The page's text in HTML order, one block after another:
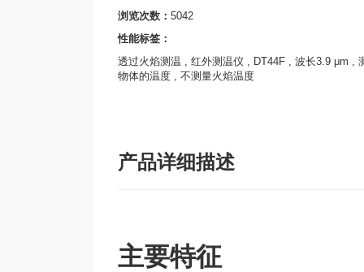
浏览次数： 5042
性能标签：
透过火焰测温 , 红外测温仪 , DT44F , 波长3.9 μm ,
物体的温度 , 不测量火焰温度
产品详细描述
主要特征